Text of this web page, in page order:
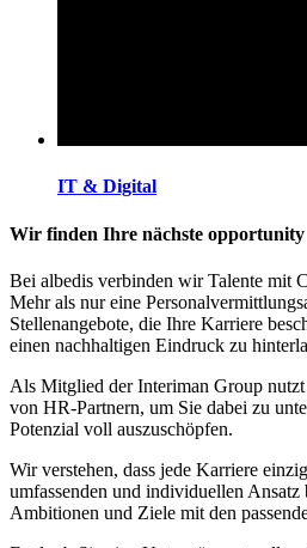
IT & Digital
Wir finden Ihre nächste opportunity
Bei albedis verbinden wir Talente mit
Mehr als nur eine
Stellenangebote, die Ihre Karriere
einen nachhaltigen Eindruck zu
Als Mitglied der Interiman Group
von HR-Partnern, um Sie dabei zu
Potenzial voll auszuschöpfen.
Wir verstehen, dass jede Karriere
umfassenden und individuellen
Ambitionen und Ziele mit den